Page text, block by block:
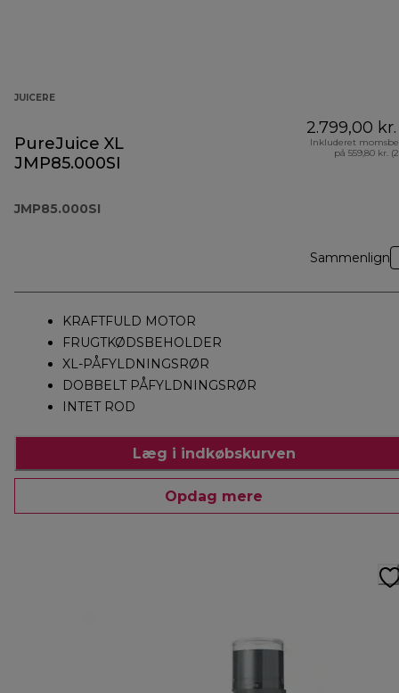
JUICERE
PureJuice XL
JMP85.000SI
JMP85.000SI
2.799,00 kr.
Inkluderet
på 559,80 kr.
Sammenlign
KRAFTFULD MOTOR
FRUGTKØDSBEHOLDER
XL-PÅFYLDNINGSRØR
DOBBELT PÅFYLDNINGSRØR
INTET ROD
Læg i indkøbskurven
Opdag mere